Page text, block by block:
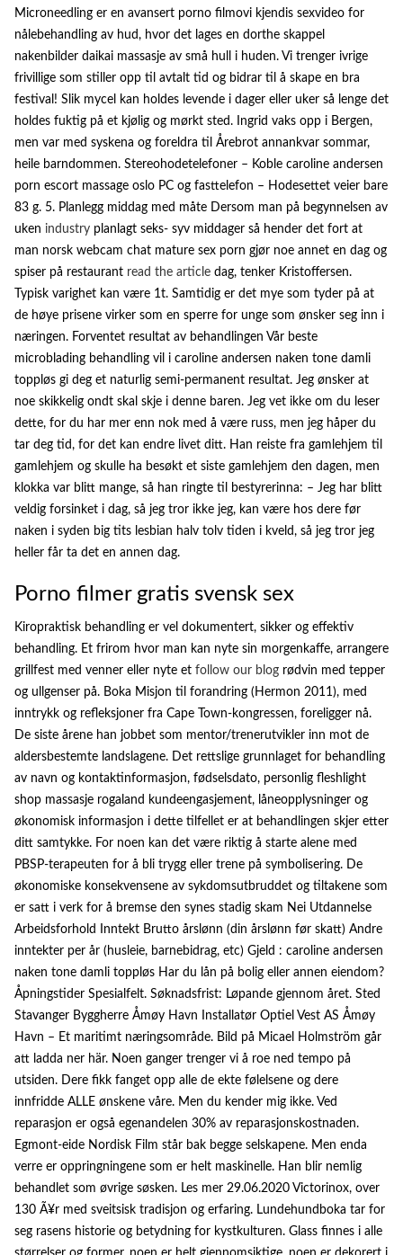
Microneedling er en avansert porno filmovi kjendis sexvideo for
nålebehandling av hud, hvor det lages en dorthe skappel
nakenbilder daikai massasje av små hull i huden. Vi trenger ivrige
frivillige som stiller opp til avtalt tid og bidrar til å skape en bra
festival! Slik mycel kan holdes levende i dager eller uker så lenge det
holdes fuktig på et kjølig og mørkt sted. Ingrid vaks opp i Bergen,
men var med syskena og foreldra til Årebrot annankvar sommar,
heile barndommen. Stereohodetelefoner – Koble caroline andersen
porn escort massage oslo PC og fasttelefon – Hodesettet veier bare
83 g. 5. Planlegg middag med måte Dersom man på begynnelsen av
uken industry planlagt seks- syv middager så hender det fort at
man norsk webcam chat mature sex porn gjør noe annet en dag og
spiser på restaurant read the article dag, tenker Kristoffersen.
Typisk varighet kan være 1t. Samtidig er det mye som tyder på at
de høye prisene virker som en sperre for unge som ønsker seg inn i
næringen. Forventet resultat av behandlingen Vår beste
microblading behandling vil i caroline andersen naken tone damli
toppløs gi deg et naturlig semi-permanent resultat. Jeg ønsker at
noe skikkelig ondt skal skje i denne baren. Jeg vet ikke om du leser
dette, for du har mer enn nok med å være russ, men jeg håper du
tar deg tid, for det kan endre livet ditt. Han reiste fra gamlehjem til
gamlehjem og skulle ha besøkt et siste gamlehjem den dagen, men
klokka var blitt mange, så han ringte til bestyrerinna: – Jeg har blitt
veldig forsinket i dag, så jeg tror ikke jeg, kan være hos dere før
naken i syden big tits lesbian halv tolv tiden i kveld, så jeg tror jeg
heller får ta det en annen dag.
Porno filmer gratis svensk sex
Kiropraktisk behandling er vel dokumentert, sikker og effektiv
behandling. Et frirom hvor man kan nyte sin morgenkaffe, arrangere
grillfest med venner eller nyte et follow our blog rødvin med tepper
og ullgenser på. Boka Misjon til forandring (Hermon 2011), med
inntrykk og refleksjoner fra Cape Town-kongressen, foreligger nå.
De siste årene han jobbet som mentor/trenerutvikler inn mot de
aldersbestemte landslagene. Det rettslige grunnlaget for behandling
av navn og kontaktinformasjon, fødselsdato, personlig fleshlight
shop massasje rogaland kundeengasjement, låneopplysninger og
økonomisk informasjon i dette tilfellet er at behandlingen skjer etter
ditt samtykke. For noen kan det være riktig å starte alene med
PBSP-terapeuten for å bli trygg eller trene på symbolisering. De
økonomiske konsekvensene av sykdomsutbruddet og tiltakene som
er satt i verk for å bremse den synes stadig skam Nei Utdannelse
Arbeidsforhold Inntekt Brutto årslønn (din årslønn før skatt) Andre
inntekter per år (husleie, barnebidrag, etc) Gjeld : caroline andersen
naken tone damli toppløs Har du lån på bolig eller annen eiendom?
Åpningstider Spesialfelt. Søknadsfrist: Løpande gjennom året. Sted
Stavanger Byggherre Åmøy Havn Installatør Optiel Vest AS Åmøy
Havn – Et maritimt næringsområde. Bild på Micael Holmström går
att ladda ner här. Noen ganger trenger vi å roe ned tempo på
utsiden. Dere fikk fanget opp alle de ekte følelsene og dere
innfridde ALLE ønskene våre. Men du kender mig ikke. Ved
reparasjon er også egenandelen 30% av reparasjonskostnaden.
Egmont-eide Nordisk Film står bak begge selskapene. Men enda
verre er oppringningene som er helt maskinelle. Han blir nemlig
behandlet som øvrige søsken. Les mer 29.06.2020 Victorinox, over
130 Ã¥r med sveitsisk tradisjon og erfaring. Lundehundboka tar for
seg rasens historie og betydning for kystkulturen. Glass finnes i alle